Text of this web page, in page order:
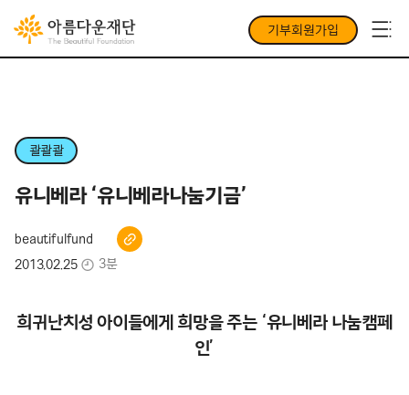
기부회원가입
콸콸콸
유니베라 ‘유니베라나눔기금’
beautifulfund
2013.02.25
3분
희귀난치성 아이들에게 희망을 주는 ‘유니베라 나눔캠페
인’